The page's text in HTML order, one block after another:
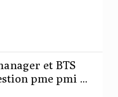
et BTS
pme pmi ...